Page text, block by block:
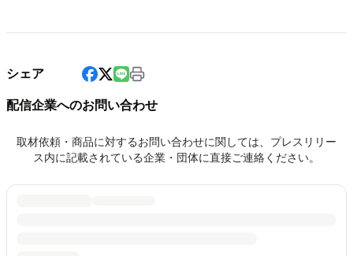
シェア
配信企業へのお問い合わせ
取材依頼・商品に対するお問い合わせに関しては、プレスリリー
ス内に記載されている企業・団体に直接ご連絡ください。